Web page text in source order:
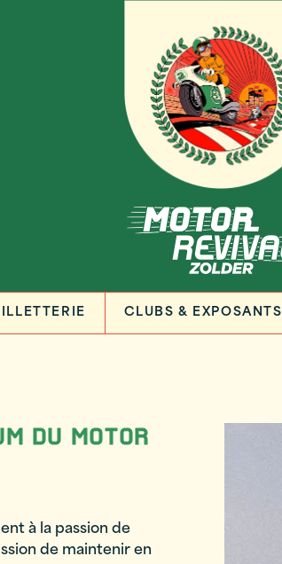
CLUBS & EXPOSANTS
DU MOTOR
à la passion de
de maintenir en